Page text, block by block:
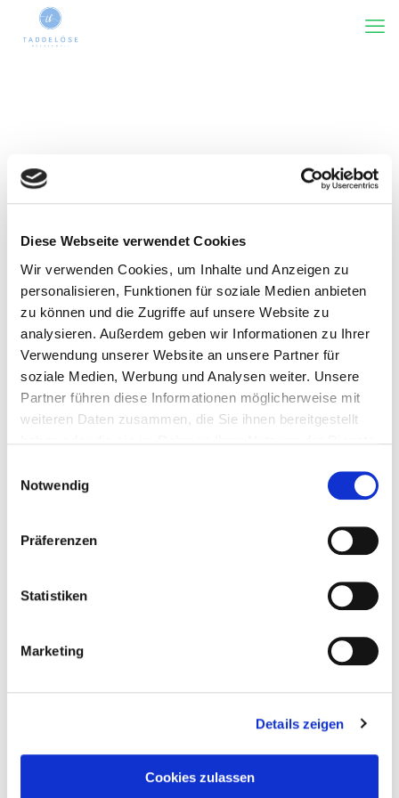
Diese Webseite verwendet Cookies
Wir verwenden Cookies, um Inhalte und Anzeigen zu
personalisieren, Funktionen für soziale Medien anbieten
zu können und die Zugriffe auf unsere Website zu
analysieren. Außerdem geben wir Informationen zu Ihrer
Verwendung unserer Website an unsere Partner für
soziale Medien, Werbung und Analysen weiter. Unsere
Partner führen diese Informationen möglicherweise mit
weiteren Daten zusammen, die Sie ihnen bereitgestellt
Notwendig
Präferenzen
Statistiken
Marketing
Details zeigen
Cookies zulassen
Kategorie(n) Tags
Rezensiert von
Zeige alles
H. P. Lovecrafts Necronomicon